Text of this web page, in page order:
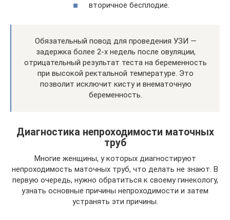
вторичное бесплодие.
Обязательный повод для проведения УЗИ —
задержка более 2-х недель после овуляции,
отрицательный результат теста на беременность
при высокой ректальной температуре. Это
позволит исключит кисту и внематочную
беременность.
Диагностика непроходимости маточных
труб
Многие женщины, у которых диагностируют
непроходимость маточных труб, что делать не знают. В
первую очередь, нужно обратиться к своему гинекологу,
узнать основные причины непроходимости и затем
устранять эти причины.